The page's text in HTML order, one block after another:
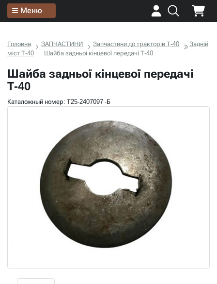
Меню
Головна ЗАПЧАСТИНИ Запчастини до тракторів Т-40
Задній
міст Т-40
Шайба задньої кінцевої передачі Т-40
Шайба задньої кінцевої передачі
Т-40
Каталожный номер: Т25-2407097 -Б